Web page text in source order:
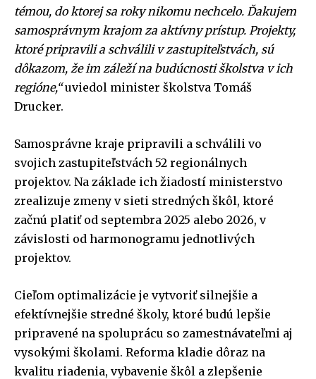
témou, do ktorej sa roky nikomu nechcelo. Ďakujem
samosprávnym krajom za aktívny prístup. Projekty,
ktoré pripravili a schválili v zastupiteľstvách, sú
dôkazom, že im záleží na budúcnosti školstva v ich
regióne,“uviedol minister školstva Tomáš
Drucker.
Samosprávne kraje pripravili a schválili vo
svojich zastupiteľstvách 52 regionálnych
projektov. Na základe ich žiadostí ministerstvo
zrealizuje zmeny v sieti stredných škôl, ktoré
začnú platiť od septembra 2025 alebo 2026, v
závislosti od harmonogramu jednotlivých
projektov.
Cieľom optimalizácie je vytvoriť silnejšie a
efektívnejšie stredné školy, ktoré budú lepšie
pripravené na spoluprácu so zamestnávateľmi aj
vysokými školami. Reforma kladie dôraz na
kvalitu riadenia, vybavenie škôl a zlepšenie